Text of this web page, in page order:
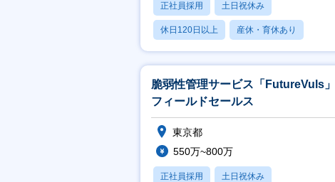
正社員採用 土日祝休み
休日120日以上 産休・育休あり
賞与あり
脆弱性管理サービス「FutureVuls」
フィールドセールス
東京都
550万~800万
正社員採用 土日祝休み